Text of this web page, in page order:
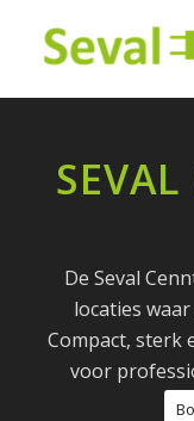
De Seval
locaties
Compact, sterk
voor